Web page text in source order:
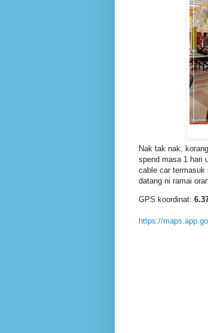
Nak tak nak,
spend masa 1 hari
cable car termasuk
datang ni ramai
GPS koordinat:
https://